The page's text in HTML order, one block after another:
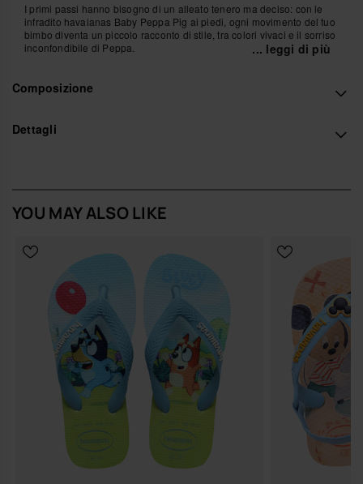
I primi passi hanno bisogno di un alleato tenero ma deciso: con le
infradito havaianas Baby Peppa Pig ai piedi, ogni movimento del tuo
bimbo diventa un piccolo racconto di stile, tra colori vivaci e il sorriso
inconfondibile di Peppa.
tallone segue ogni passo, ogni corsa incerta, ogni stop improvviso. Il
piede resta abbracciato con naturalezza, lasciando il collo scoperto
cambiare direzione senza pensarci.
pin sagomato a forma di Peppa sul cinturino è il dettaglio che cattura
Linea baby studiata per i primi passi: infradito compatta,
proporzioni contenute e cinturino sul tallone che accompagna
il movimento.
Stampe di Peppa e George a contrasto, colori pieni e allegri
che si armonizzano con la suola, per un’infradito estiva che si
nota senza mai esagerare.
Pin tridimensionale di Peppa sulla fascetta e texture iconica
havaianas sulla suola per un tocco di stile riconoscibile anche
in miniatura.
Comfort e vestibilità
Appoggio morbido e naturale, pensato per piedini in crescita
che hanno bisogno di libertà e protezione allo stesso tempo.
Struttura leggera che segue i movimenti senza appesantire,
ideale per correre, gattonare, alzarsi e ricominciare da capo.
Facili da infilare e togliere, diventano rapidamente il gesto
... leggi di più
Composizione
Dettagli
YOU MAY ALSO LIKE